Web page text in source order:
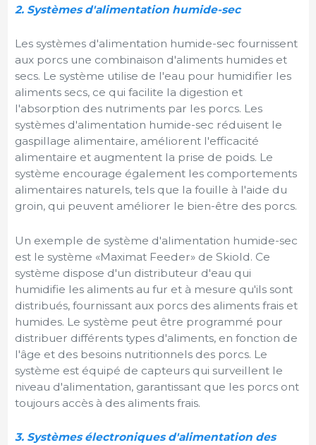
2. Systèmes d'alimentation humide-sec
Les systèmes d'alimentation humide-sec fournissent
aux porcs une combinaison d'aliments humides et
secs. Le système utilise de l'eau pour humidifier les
aliments secs, ce qui facilite la digestion et
l'absorption des nutriments par les porcs. Les
systèmes d'alimentation humide-sec réduisent le
gaspillage alimentaire, améliorent l'efficacité
alimentaire et augmentent la prise de poids. Le
système encourage également les comportements
alimentaires naturels, tels que la fouille à l'aide du
groin, qui peuvent améliorer le bien-être des porcs.
Un exemple de système d'alimentation humide-sec
est le système «Maximat Feeder» de Skiold. Ce
système dispose d'un distributeur d'eau qui
humidifie les aliments au fur et à mesure qu'ils sont
distribués, fournissant aux porcs des aliments frais et
humides. Le système peut être programmé pour
distribuer différents types d'aliments, en fonction de
l'âge et des besoins nutritionnels des porcs. Le
système est équipé de capteurs qui surveillent le
niveau d'alimentation, garantissant que les porcs ont
toujours accès à des aliments frais.
3. Systèmes électroniques d'alimentation des